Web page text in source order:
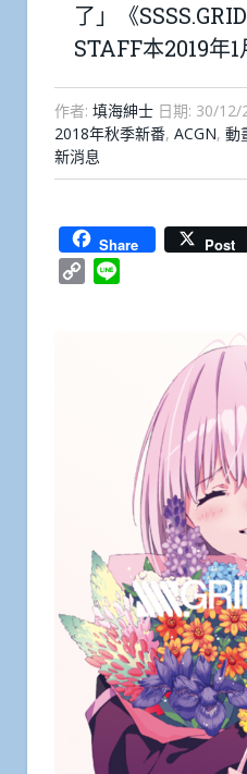
了」《
STAFF本2019年1
作者: 填海紳士 日期: 30/12/
2018年秋季新番, ACGN, 動
新消息
Share Post
Copy